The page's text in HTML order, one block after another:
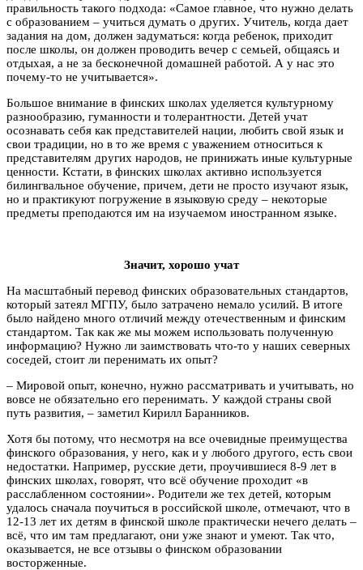
правильность такого подхода: «Самое главное, что нужно делать
с образованием – учиться думать о других. Учитель, когда дает
задания на дом, должен задуматься: когда ребенок, приходит
после школы, он должен проводить вечер с семьей, общаясь и
отдыхая, а не за бесконечной домашней работой. А у нас это
почему-то не учитывается».
Большое внимание в финских школах уделяется культурному
разнообразию, гуманности и толерантности. Детей учат
осознавать себя как представителей нации, любить свой язык и
свои традиции, но в то же время с уважением относиться к
представителям других народов, не принижать иные культурные
ценности. Кстати, в финских школах активно используется
билингвальное обучение, причем, дети не просто изучают язык,
но и практикуют погружение в языковую среду – некоторые
предметы преподаются им на изучаемом иностранном языке.
Значит, хорошо учат
На масштабный перевод финских образовательных стандартов,
который затеял МГПУ, было затрачено немало усилий. В итоге
было найдено много отличий между отечественным и финским
стандартом. Так как же мы можем использовать полученную
информацию? Нужно ли заимствовать что-то у наших северных
соседей, стоит ли перенимать их опыт?
– Мировой опыт, конечно, нужно рассматривать и учитывать, но
вовсе не обязательно его перенимать. У каждой страны свой
путь развития, – заметил Кирилл Баранников.
Хотя бы потому, что несмотря на все очевидные преимущества
финского образования, у него, как и у любого другого, есть свои
недостатки. Например, русские дети, проучившиеся 8-9 лет в
финских школах, говорят, что всё обучение проходит «в
расслабленном состоянии». Родители же тех детей, которым
удалось сначала поучиться в российской школе, отмечают, что в
12-13 лет их детям в финской школе практически нечего делать –
всё, что им там предлагают, они уже знают и умеют. Так что,
оказывается, не все отзывы о финском образовании
восторженные.